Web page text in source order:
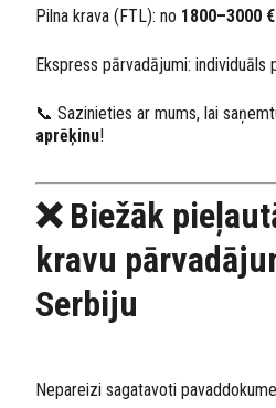
Pilna krava (FTL): no 1800–3000 €
Ekspress pārvadājumi: individuāls
📞 Sazinieties ar mums, lai
aprēķinu!
❌ Biežāk
kravu
Serbiju
Nepareizi sagatavoti